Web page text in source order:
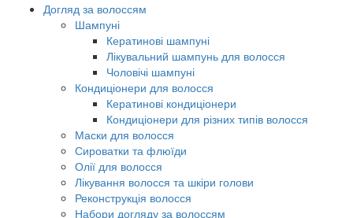
Догляд за волоссям
Шампуні
Кератинові шампуні
Лікувальний шампунь для волосся
Чоловічі шампуні
Кондиціонери для волосся
Кератинові кондиціонери
Кондиціонери для різних типів волосся
Маски для волосся
Сироватки та флюїди
Олії для волосся
Лікування волосся та шкіри голови
Реконструкція волосся
Набори догляду за волоссям